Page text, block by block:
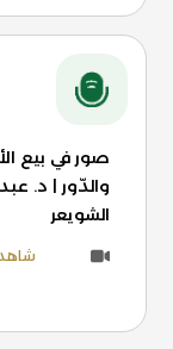
صور في بيع
والدّور | د.
الشويعر
شاهد